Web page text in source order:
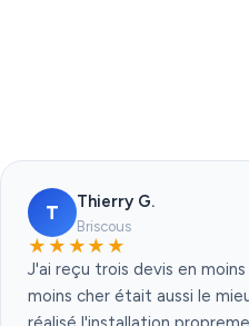
T Thierry G.
Briscous
★★★★★
J'ai reçu trois devis en
moins cher était aussi le